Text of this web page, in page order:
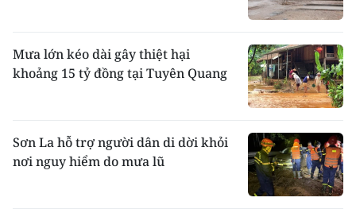
Mưa lớn kéo dài gây thiệt hại
khoảng 15 tỷ đồng tại Tuyên Quang
Sơn La hỗ trợ người dân di dời khỏi
nơi nguy hiểm do mưa lũ